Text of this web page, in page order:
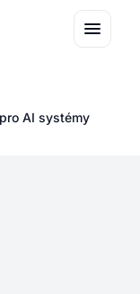
AI systémy